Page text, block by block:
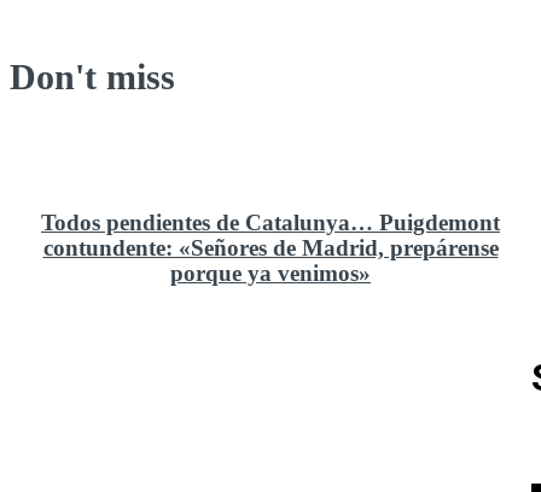
Don't miss
Todos pendientes de Catalunya… Puigdemont
contundente: «Señores de Madrid, prepárense
porque ya venimos»